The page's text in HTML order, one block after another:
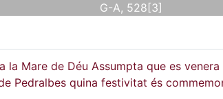
G-A, 528[3]
la Mare de Déu Assumpta que es
Pedralbes quina festivitat és